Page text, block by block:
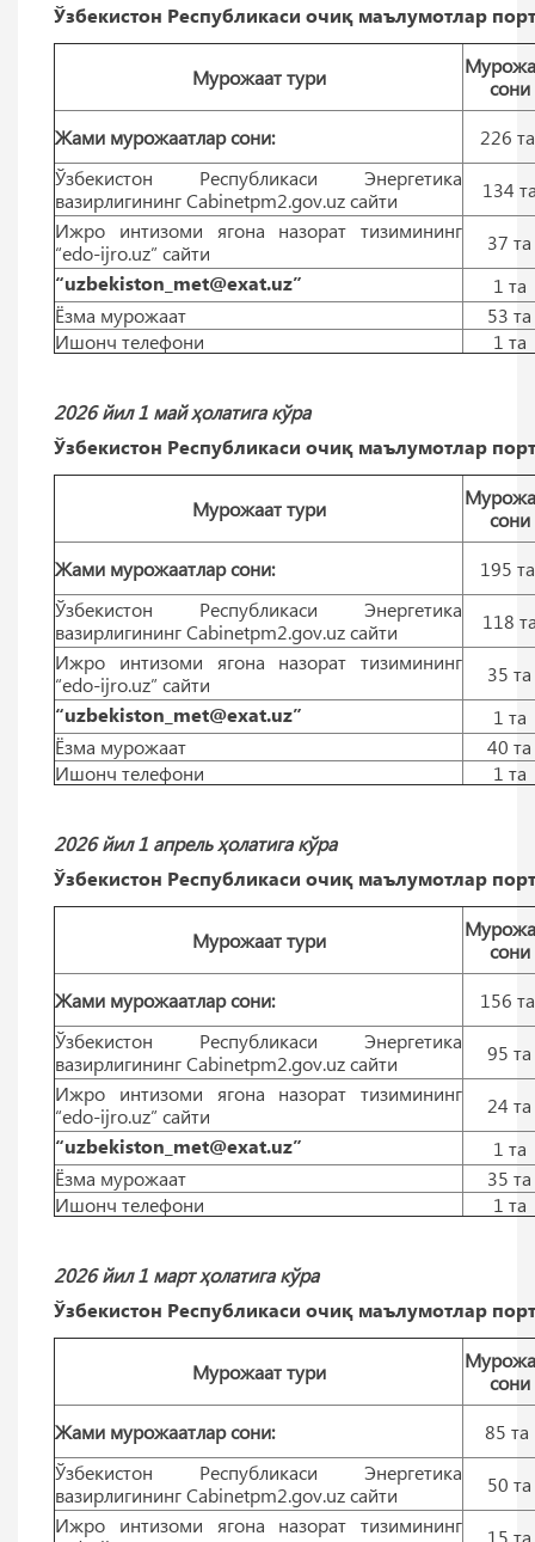
Ўзбекистон Республикаси очиқ маълумотлар
Мурожаат тури
сони
Жами мурожаатлар сони:
226
Ўзбекистон Республикаси Энергетика
вазирлигининг Cabinetpm2.gov.uz сайти
134
Ижро интизоми ягона назорат тизимининг
“edo-ijro.uz” сайти
37 тa
“uzbekiston_met@exat.uz”
1 тa
Ёзма мурожаат
53 тa
Ишонч телефони
1 тa
2026 йил 1 май ҳолатига кўра
Ўзбекистон Республикаси очиқ маълумотлар
Мурожаат тури
сони
Жами мурожаатлар сони:
195
Ўзбекистон Республикаси Энергетика
вазирлигининг Cabinetpm2.gov.uz сайти
118
Ижро интизоми ягона назорат тизимининг
“edo-ijro.uz” сайти
35 тa
“uzbekiston_met@exat.uz”
1 тa
Ёзма мурожаат
40 тa
Ишонч телефони
1 тa
2026 йил 1 апрель ҳолатига кўра
Ўзбекистон Республикаси очиқ маълумотлар
Мурожаат тури
сони
Жами мурожаатлар сони:
156
Ўзбекистон Республикаси Энергетика
вазирлигининг Cabinetpm2.gov.uz сайти
95 тa
Ижро интизоми ягона назорат тизимининг
“edo-ijro.uz” сайти
24 тa
“uzbekiston_met@exat.uz”
1 тa
Ёзма мурожаат
35 тa
Ишонч телефони
1 тa
2026 йил 1 март ҳолатига кўра
Ўзбекистон Республикаси очиқ маълумотлар
Мурожаат тури
сони
Жами мурожаатлар сони:
85 тa
Ўзбекистон Республикаси Энергетика
вазирлигининг Cabinetpm2.gov.uz сайти
50 тa
Ижро интизоми ягона назорат тизимининг
15 тa